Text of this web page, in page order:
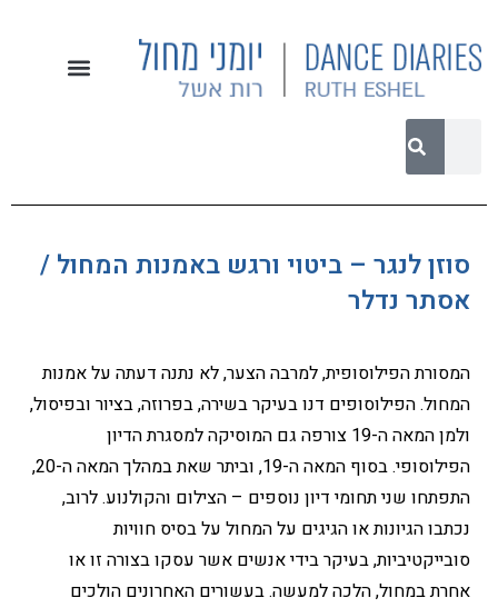
סוזן לנגר – ביטוי ורגש באמנות המחול /
אסתר נדלר
המסורת הפילוסופית, למרבה הצער, לא נתנה דעתה על אמנות
המחול. הפילוסופים דנו בעיקר בשירה, בפרוזה, בציור ובפיסול,
ולמן המאה ה-19 צורפה גם המוסיקה למסגרת הדיון
הפילוסופי. בסוף המאה ה-19, וביתר שאת במהלך המאה ה-20,
התפתחו שני תחומי דיון נוספים – הצילום והקולנוע. לרוב,
נכתבו הגיונות או הגיגים על המחול על בסיס חוויות
סובייקטיביות, בעיקר בידי אנשים אשר עסקו בצורה זו או
אחרת במחול, הלכה למעשה. בעשורים האחרונים הולכים